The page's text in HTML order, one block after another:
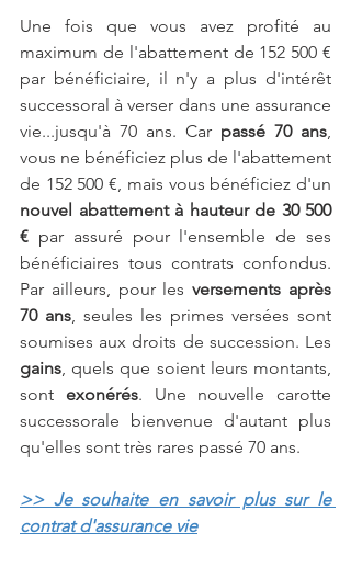
Une fois que vous avez profité au
maximum de l'abattement de 152 500 €
par bénéficiaire, il n'y a plus d'intérêt
successoral à verser dans une assurance
vie...jusqu'à 70 ans. Car passé 70 ans
vous ne bénéficiez plus de l'abattement
nouvel abattement à hauteur de 30 500
€ par assuré pour l'ensemble de ses
bénéficiaires tous contrats confondus.
Par ailleurs, pour les versements après
70 ans , seules les primes versées sont
gains , quels que soient leurs montants,
sont exonérés. Une nouvelle carotte
successorale bienvenue d'autant plus
qu'elles sont très rares passé 70 ans.
>> Je souhaite en savoir plus sur le
contrat d'assurance vie